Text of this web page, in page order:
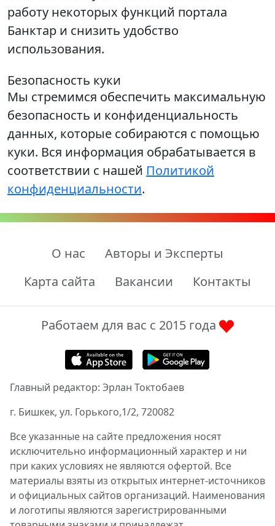
работу некоторых функций портала
Банктар и снизить удобство
использования.
Безопасность куки
Мы стремимся обеспечить максимальную
безопасность и конфиденциальность
данных, которые собираются с помощью
куки. Вся информация обрабатывается в
соответствии с нашей Политикой
конфиденциальности.
О нас
Авторы и Эксперты
Карта сайта
Вакансии Контакты
Работаем для вас с 2015 года
Главный редактор: Эрлан Токтобаев
г. Бишкек, ул. Горького,1/2, 720082
Все указанные на сайте предложения носят
исключительно информационный характер и ни
при каких условиях не являются офертой. Все
материалы взяты из открытых интернет-источников
и официальных сайтов организаций. Наименования
и логотипы являются зарегистрированными